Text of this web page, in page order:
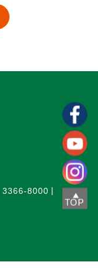
TOP
3366-8000